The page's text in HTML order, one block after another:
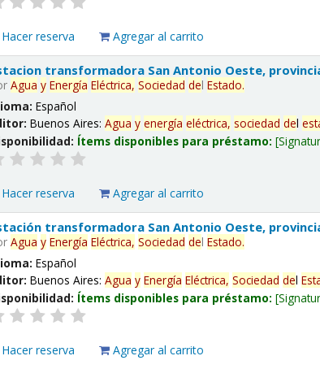
Hacer reserva Agregar al carrito
transformadora San Antonio Oeste,
Agua y Energía Eléctrica, Sociedad delEstado.
Español
Buenos Aires:Agua y energía eléctrica, sociedad del
Ítems disponibles para préstamo:
Hacer reserva Agregar al carrito
transformadora San Antonio Oeste,
Agua y Energía Eléctrica, Sociedad delEstado.
Español
Buenos Aires:Agua y Energía Eléctrica, Sociedad del
Ítems disponibles para préstamo:
Hacer reserva Agregar al carrito